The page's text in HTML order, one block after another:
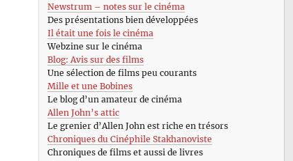
Newstrum – notes sur le cinéma
Des présentations bien développées
Il était une fois le cinéma
Webzine sur le cinéma
Blog: Avis sur des films
Une sélection de films peu courants
Mille et une Bobines
Le blog d’un amateur de cinéma
Allen John’s attic
Le grenier d’Allen John est riche en trésors
Chroniques du Cinéphile Stakhanoviste
Chroniques de films et aussi de livres